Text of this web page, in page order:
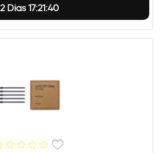
2 Dias 17:21:39